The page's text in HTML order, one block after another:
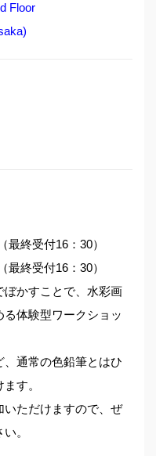
Floor
終受付16：30）
終受付16：30）
かすことで、水彩画
体験型ワークショッ
通常の色鉛筆とはひ
す。
ただけますので、ぜ
。